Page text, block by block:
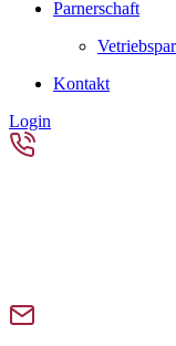
Parnerschaft
Kontakt
Login